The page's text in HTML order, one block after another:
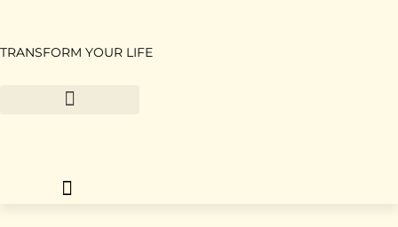
springen
TRANSFORM YOUR LIFE